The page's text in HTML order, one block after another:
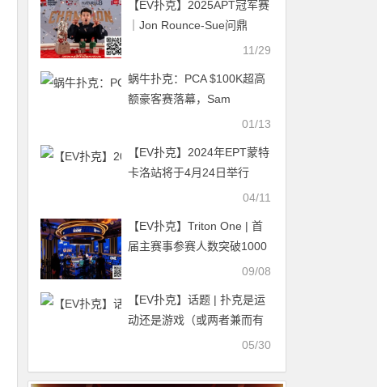
249,500记分牌领跑全场
【EV扑克】2025APT冠军赛
｜Jon Rounce-Sue问鼎
Natural8杯冠军赛！斩获750
生涯最高奖金！
11/29
蜗牛扑克：PCA $100K超高
额豪客赛落幕，Sam
Greenwood夺冠，奖金01/13
【EV扑克】2024年EPT蒙特
卡洛站将于4月24日举行
04/11
【EV扑克】Triton One | 首
届主赛事参赛人数突破1000
人 冠军奖励137万刀！纪夏
赛冠军
09/08
【EV扑克】话题 | 扑克是运
动还是游戏（或两者兼而有
05/30